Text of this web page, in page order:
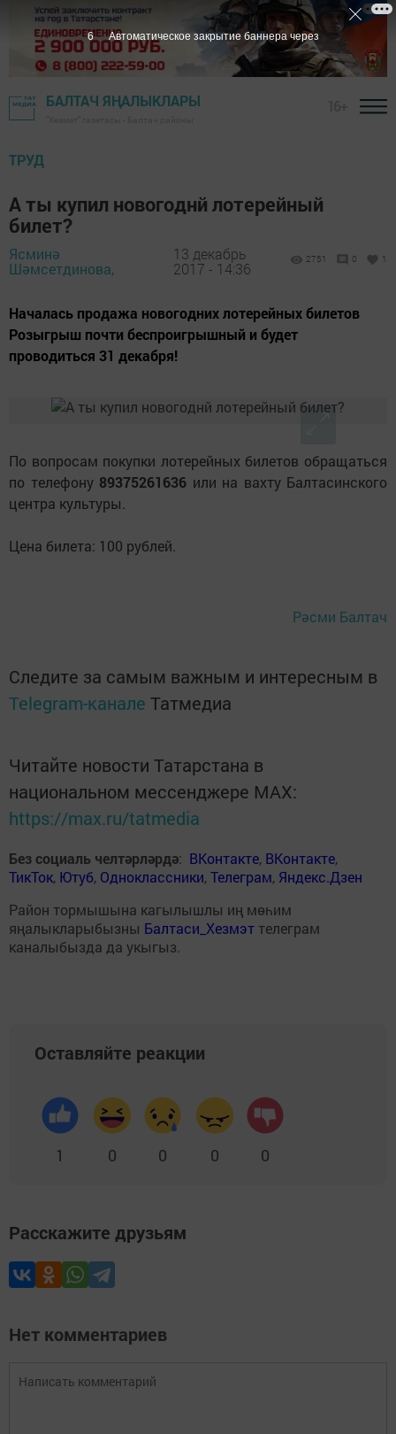
БАЛТАЧ ЯҢАЛЫКЛАРЫ
ТРУД
А ты купил новогоднй лотерейный
билет?
Ясминә
Шәмсетдинова,
13 декабрь
2017 - 14:36
2751 0 1
Началась продажа новогодних лотерейных билетов
Розыгрыш почти беспроигрышный и будет
проводиться 31 декабря!
По вопросам покупки лотерейных билетов обращаться
по телефону 89375261636 или на вахту Балтасинского
центра культуры.
Цена билета: 100 рублей.
Рәсми Балтач
Следите за самым важным и интересным в
Telegram-канале Татмедиа
Читайте новости Татарстана в
национальном мессенджере MАХ:
https://max.ru/tatmedia
Без социаль челтәрләрдә: ВКонтакте, ВКонтакте,
ТикТок, Ютуб, Одноклассники,Телеграм, Яндекс.Дзен
Район тормышына кагылышлы иң мөһим
яңалыкларыбызны Балтаси_Хезмэт телеграм
каналыбызда да укыгыз.
Оставляйте реакции
1 0 0 0 0
Расскажите друзьям
Нет комментариев
4 Автоматическое закрытие баннера через